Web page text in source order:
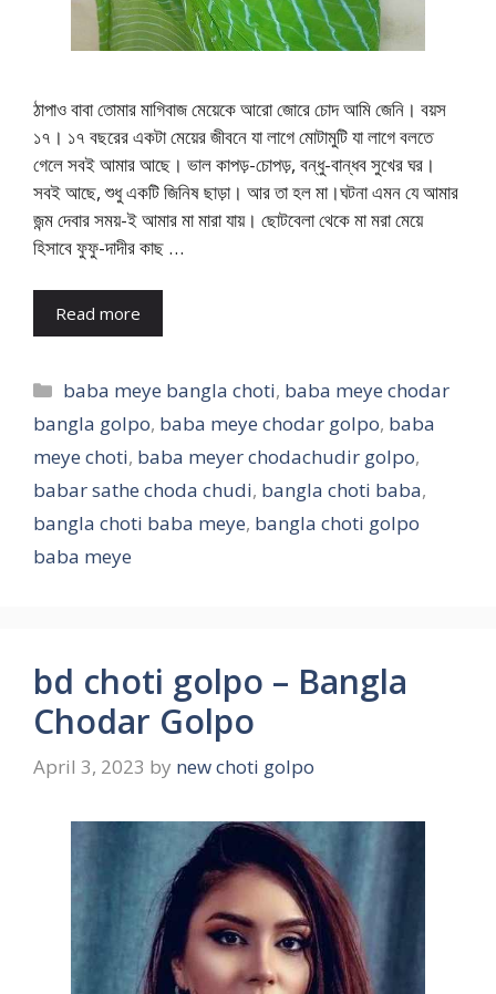
ঠাপাও বাবা তোমার মাগিবাজ মেয়েকে আরো জোরে চোদ আমি জেনি। বয়স
১৭। ১৭ বছরের একটা মেয়ের জীবনে যা লাগে মোটামুটি যা লাগে বলতে
গেলে সবই আমার আছে। ভাল কাপড়-চোপড়, বন্ধু-বান্ধব সুখের ঘর।
সবই আছে, শুধু একটি জিনিষ ছাড়া। আর তা হল মা।ঘটনা এমন যে আমার
জন্ম দেবার সময়-ই আমার মা মারা যায়। ছোটবেলা থেকে মা মরা মেয়ে
হিসাবে ফুফু-দাদীর কাছ …
Read more
Categories
baba meye bangla choti, baba meye chodar
bangla golpo, baba meye chodar golpo, baba
meye choti, baba meyer chodachudir golpo,
babar sathe choda chudi, bangla choti baba,
bangla choti baba meye, bangla choti golpo
baba meye
bd choti golpo – Bangla
Chodar Golpo
April 3, 2023 by new choti golpo